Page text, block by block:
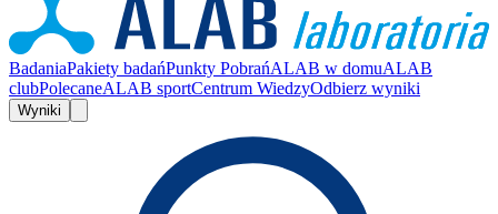
BadaniaPakiety badańPunkty PobrańALAB w domuALAB
clubPolecaneALAB sportCentrum WiedzyOdbierz wyniki
Wyniki